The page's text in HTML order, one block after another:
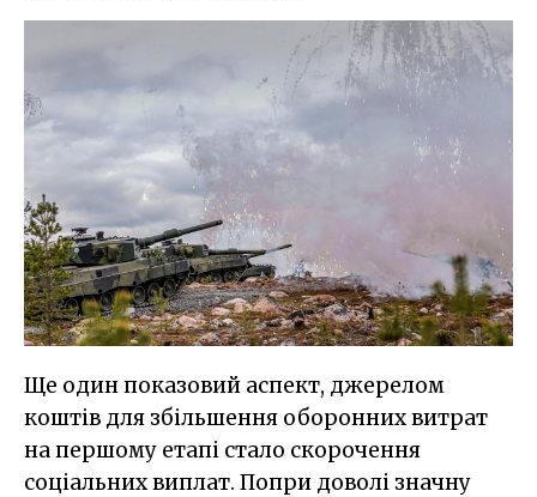
Ще один показовий аспект, джерелом
коштів для збільшення оборонних витрат
на першому етапі стало скорочення
соціальних виплат. Попри доволі значну